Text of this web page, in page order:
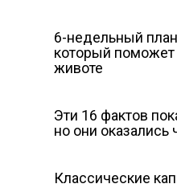
6-недельный
который поможет
животе
Эти 16 фактов
но они оказались
Классические